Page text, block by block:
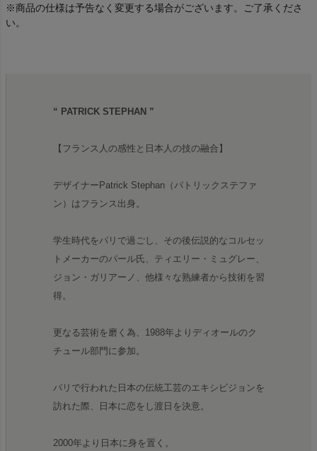
※商品の仕様は予告なく変更する場合がございます。ご了承くださ
い。
“ PATRICK STEPHAN ”
【フランス人の感性と日本人の技の融合】
デザイナーPatrick Stephan（パトリックステファ
ン）はフランス出身。
学生時代をパリで過ごし、その後伝説的なコルセッ
トメーカーのパール氏、ティエリー・ミュグレー、
ジョン・ガリアーノ、他様々な熟練者から技術を習
得。
更なる芸術を磨く為、1988年よりディオールのク
チュール部門に参加。
パリで行われた日本の伝統工芸のエキシビジョンを
訪れた際、日本に恋をし渡日を決意。
2000年より日本に身を置く。